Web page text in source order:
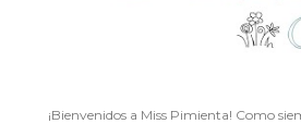
¡Bienvenidos a Miss Pimienta! Como